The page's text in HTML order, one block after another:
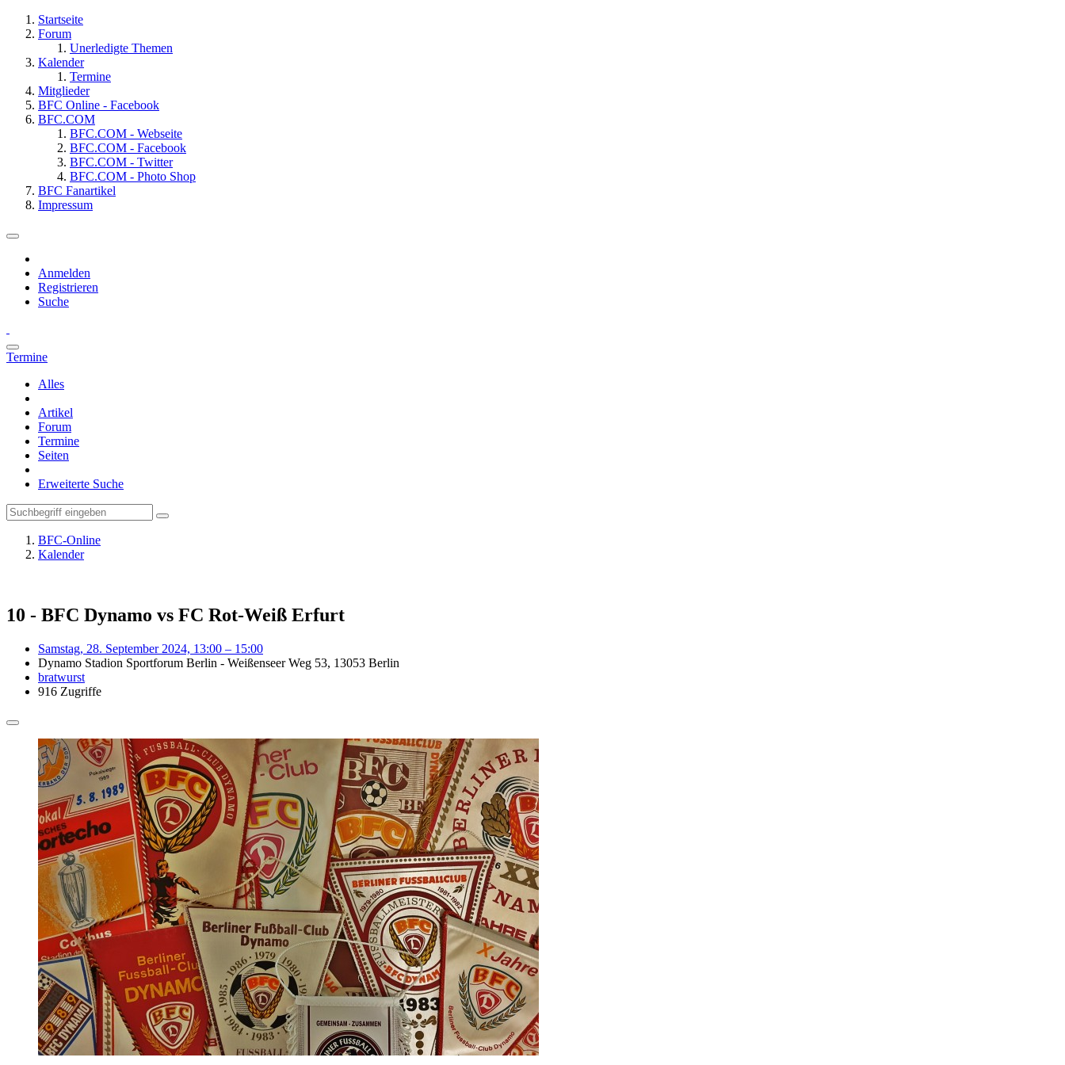
Startseite
Forum
Unerledigte Themen
Kalender
Termine
Mitglieder
BFC Online - Facebook
BFC.COM
BFC.COM - Webseite
BFC.COM - Facebook
BFC.COM - Twitter
BFC.COM - Photo Shop
BFC Fanartikel
Impressum
Anmelden
Registrieren
Suche
Termine
Alles
Artikel
Forum
Termine
Seiten
Erweiterte Suche
BFC-Online
Kalender
10 - BFC Dynamo vs FC Rot-Weiß Erfurt
Samstag, 28. September 2024, 13:00 – 15:00
Dynamo Stadion Sportforum Berlin - Weißenseer Weg 53, 13053 Berlin
bratwurst
916 Zugriffe